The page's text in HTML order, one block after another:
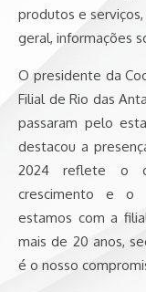
produtos e
geral, informações
O presidente da
Filial de Rio das
passaram pelo
destacou a
2024 reflete o
crescimento e o
estamos com a
mais de 20 anos,
é o nosso